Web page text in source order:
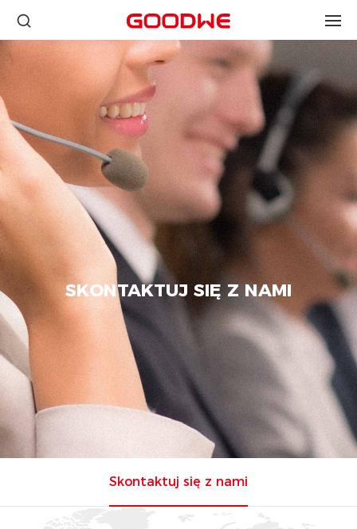
SKONTAKTUJ SIĘ Z NAMI
Skontaktuj się z nami